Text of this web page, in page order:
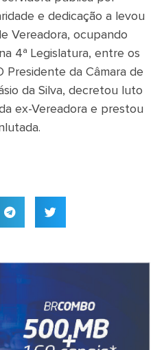
e dedicação a levou
Vereadora, ocupando
4ª Legislatura, entre os
da Câmara de
da Silva, decretou luto
ex-Vereadora e prestou